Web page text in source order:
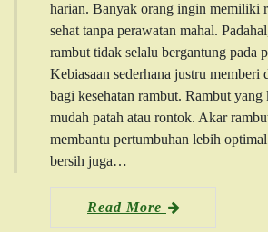
harian. Banyak orang ingin memiliki
sehat tanpa perawatan mahal.
rambut tidak selalu bergantung pada
Kebiasaan sederhana justru memberi
bagi kesehatan rambut. Rambut yang
mudah patah atau rontok. Akar
membantu pertumbuhan lebih
bersih juga…
Read More